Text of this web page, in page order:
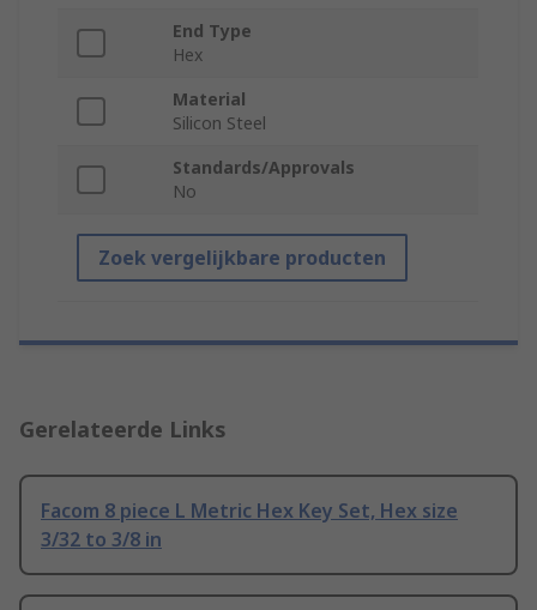
End Type
Hex
Material
Silicon Steel
Standards/Approvals
No
Zoek vergelijkbare producten
Gerelateerde Links
Facom 8 piece L Metric Hex Key Set, Hex size
3/32 to 3/8 in